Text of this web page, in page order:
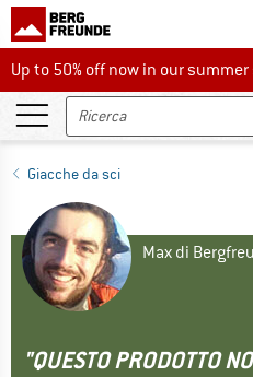
Up to 50% off now in our summer
Up to 50% off now in our
Giacche da sci
Max di
"QUESTO PRODOTTO